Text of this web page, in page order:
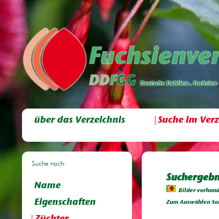
über das Verzeichnis Suche im
Suche nach:
Name
Eigenschaften
Bilder
Zum Auswählen